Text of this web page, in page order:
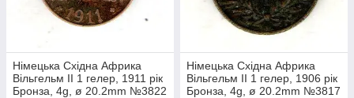
Німецька Східна Африка
Вільгельм II 1 гелер, 1911 рік
Бронза, 4g, ø 20.2mm №3822
Німецька Східна Африка
Вільгельм II 1 гелер, 1906 рік
Бронза, 4g, ø 20.2mm №3817